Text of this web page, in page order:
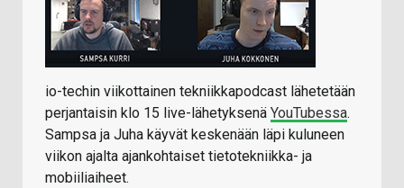
io-techin viikottainen tekniikkapodcast lähetetään
perjantaisin klo 15 live-lähetyksenä YouTubessa.
Sampsa ja Juha käyvät keskenään läpi kuluneen
viikon ajalta ajankohtaiset tietotekniikka- ja
mobiiliaiheet.